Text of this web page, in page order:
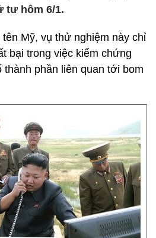
tư hôm 6/1.
Mỹ, vụ thử nghiệm này chỉ
bại trong việc kiểm chứng
thành phần liên quan tới bom